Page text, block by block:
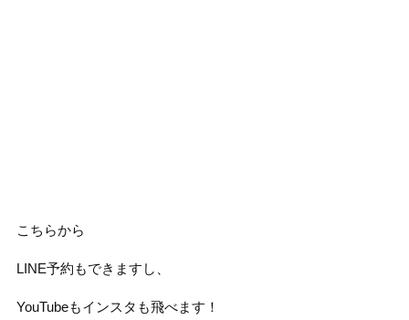
こちらから
LINE予約もできますし、
YouTubeもインスタも飛べます！